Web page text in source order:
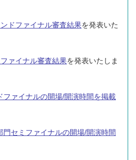
ドファイナル審査結果を発表いた
ァイナル審査結果を発表いたしま
ファイナルの開場/開演時間を掲載
門セミファイナルの開場/開演時間